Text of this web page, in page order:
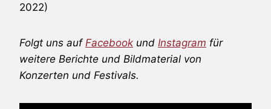
2022)
Folgt uns auf Facebook und Instagram für
weitere Berichte und Bildmaterial von
Konzerten und Festivals.